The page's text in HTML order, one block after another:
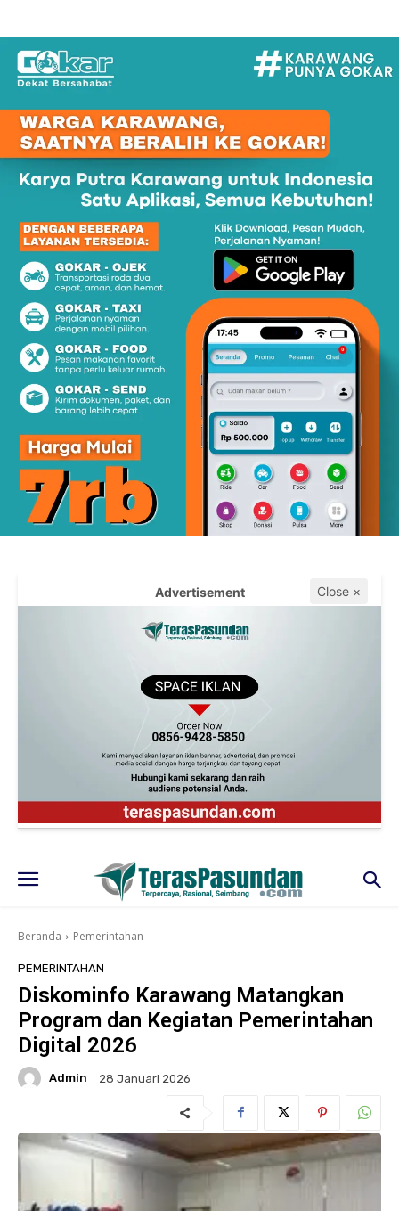
Advertisement Close ×
Beranda Pemerintahan
PEMERINTAHAN
Diskominfo Karawang Matangkan
Program dan Kegiatan Pemerintahan
Digital 2026
Admin 28 Januari 2026